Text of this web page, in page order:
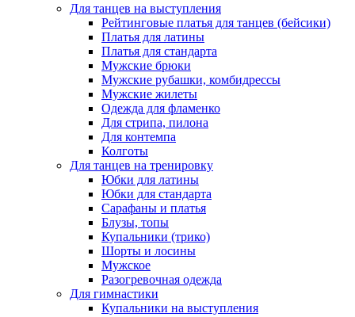
Для танцев на выступления
Рейтинговые платья для танцев (бейсики)
Платья для латины
Платья для стандарта
Мужские брюки
Мужские рубашки, комбидрессы
Мужские жилеты
Одежда для фламенко
Для стрипа, пилона
Для контемпа
Колготы
Для танцев на тренировку
Юбки для латины
Юбки для стандарта
Сарафаны и платья
Блузы, топы
Купальники (трико)
Шорты и лосины
Мужское
Разогревочная одежда
Для гимнастики
Купальники на выступления